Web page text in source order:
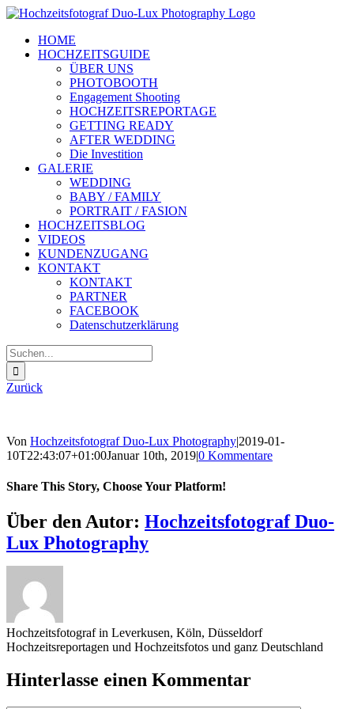
Zum
springenHOME
HOCHZEITSGUIDE
ÜBER UNS
PHOTOBOOTH
Engagement Shooting
HOCHZEITSREPORTAGE
GETTING READY
AFTER WEDDING
Die Investition
GALERIE
WEDDING
BABY / FAMILY
PORTRAIT / FASION
HOCHZEITSBLOG
VIDEOS
KUNDENZUGANG
KONTAKT
KONTAKT
PARTNER
FACEBOOK
Datenschutzerklärung
Suche
nach:
Zurück
Von Hochzeitsfotograf Duo-Lux Photography|2019-01-
10T22:43:07+01:00Januar 10th, 2019|0 Kommentare
Share This Story, Choose Your Platform!
Sharing_facebook
Sharing_twitter
Sharing_reddit
Über den Autor: Hochzeitsfotograf Duo-
Lux Photography
Hochzeitsfotograf in Leverkusen, Köln, Düsseldorf
Hochzeitsreportagen und Hochzeitsfotos und ganz Deutschland
Hinterlasse einen Kommentar